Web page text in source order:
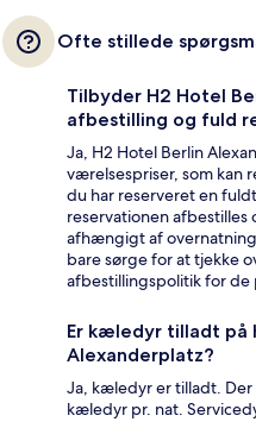
Ofte stillede
Tilbyder H2 Hotel
afbestilling og fuld
Ja, H2 Hotel Berlin
værelsespriser, som kan
du har reserveret en
reservationen
afhængigt af
bare sørge for at tjekke
afbestillingspolitik for
Er kæledyr tilladt på
Alexanderplatz?
Ja, kæledyr er tilladt. Der
kæledyr pr. nat.